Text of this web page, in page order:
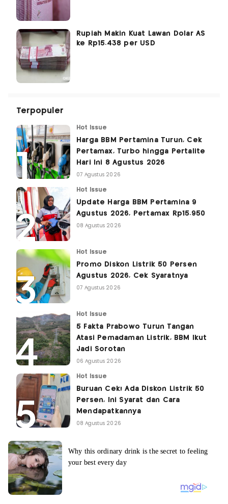
Rupiah Makin Kuat Lawan Dolar AS
ke Rp15.438 per USD
Terpopuler
Hot Issue
Harga BBM Pertamina Turun, Cek
Pertamax, Turbo hingga Pertalite
Hari Ini 8 Agustus 2026
07 Agustus 2026
Hot Issue
Update Harga BBM Pertamina 9
Agustus 2026, Pertamax Rp15.950
08 Agustus 2026
Hot Issue
Promo Diskon Listrik 50 Persen
Agustus 2026, Cek Syaratnya
07 Agustus 2026
Hot Issue
5 Fakta Prabowo Turun Tangan
Atasi Pemadaman Listrik, BBM Ikut
Jadi Sorotan
06 Agustus 2026
Hot Issue
Buruan Cek! Ada Diskon Listrik 50
Persen, Ini Syarat dan Cara
Mendapatkannya
08 Agustus 2026